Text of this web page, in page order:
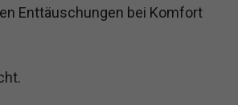
Enttäuschungen bei Komfort